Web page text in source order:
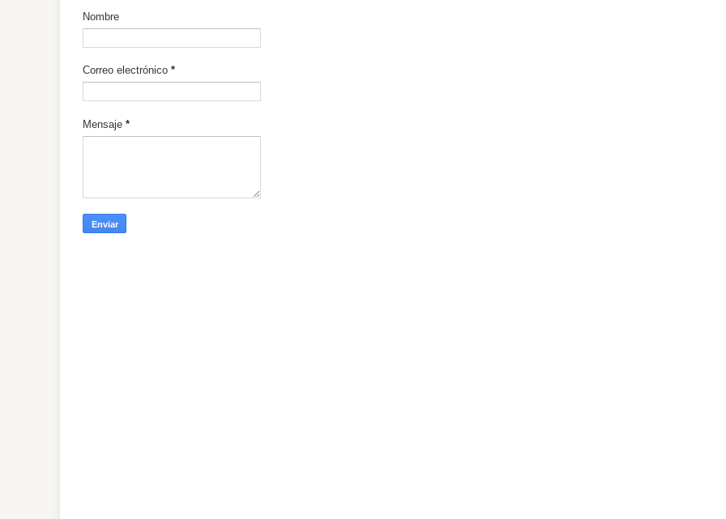
Nombre
Correo electrónico *
Mensaje *